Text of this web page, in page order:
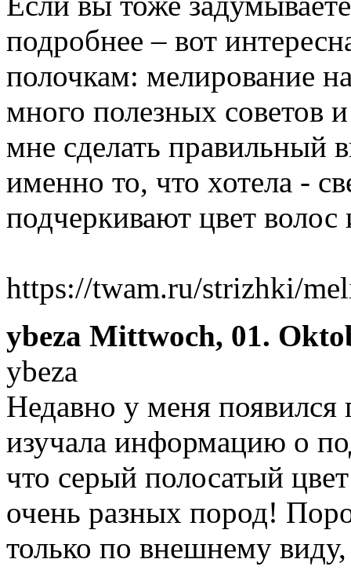
подробнее – вот
полочкам: мелирование
много полезных советов
мне сделать правильный
именно то, что хотела -
подчеркивают цвет
https://twam.ru/strizhki/
ybeza Mittwoch, 01.
ybeza
Недавно у меня появился
изучала информацию о
что серый полосатый
очень разных пород!
только по внешнему